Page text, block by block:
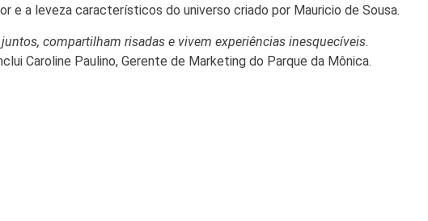
e a leveza característicos do universo criado por Mauricio de Sousa.
compartilham risadas e vivem experiências inesquecíveis.
Caroline Paulino, Gerente de Marketing do Parque da Mônica.